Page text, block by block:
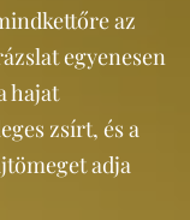
az
egyenesen
hajat
zsírt, és a
adja